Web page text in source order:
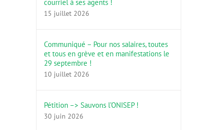
courriel à ses agents !
15 juillet 2026
Communiqué – Pour nos salaires, toutes
et tous en grève et en manifestations le
29 septembre !
10 juillet 2026
Pétition –> Sauvons l’ONISEP !
30 juin 2026